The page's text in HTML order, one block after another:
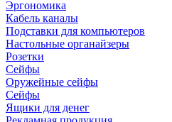
Эргономика
Кабель каналы
Подставки для компьютеров
Настольные органайзеры
Розетки
Сейфы
Оружейные сейфы
Сейфы
Ящики для денег